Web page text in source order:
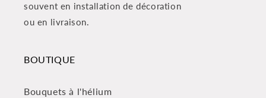
souvent en installation de décoration
ou en livraison.
BOUTIQUE
Bouquets à l'hélium